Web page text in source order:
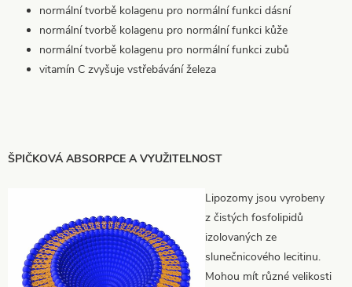
normální tvorbě kolagenu pro normální funkci dásní
normální tvorbě kolagenu pro normální funkci kůže
normální tvorbě kolagenu pro normální funkci zubů
vitamín C zvyšuje vstřebávání železa
ŠPIČKOVÁ ABSORPCE A VYUŽITELNOST
Lipozomy jsou vyrobeny
z čistých fosfolipidů
izolovaných ze
slunečnicového lecitinu.
Mohou mít různé velikosti